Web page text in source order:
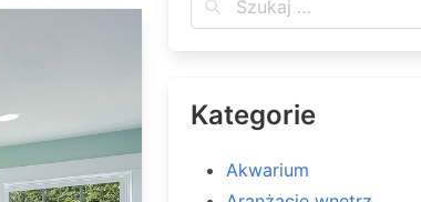
Kategorie
Akwarium